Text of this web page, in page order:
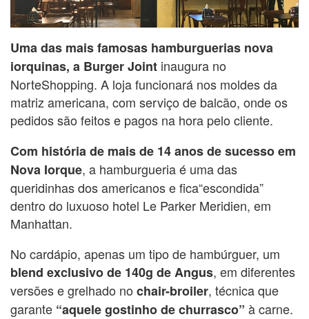
Uma das mais famosas hamburguerias nova
iorquinas, a Burger Joint inaugura no
NorteShopping. A loja funcionará nos moldes da
matriz americana, com serviço de balcão, onde os
pedidos são feitos e pagos na hora pelo cliente.
Com história de mais de 14 anos de sucesso em
Nova Iorque, a hamburgueria é uma das
queridinhas dos americanos e fica“escondida”
dentro do luxuoso hotel Le Parker Meridien, em
Manhattan.
No cardápio, apenas um tipo de hambúrguer, um
blend exclusivo de 140g de Angus, em diferentes
versões e grelhado no chair-broiler, técnica que
garante “aquele gostinho de churrasco” à carne.